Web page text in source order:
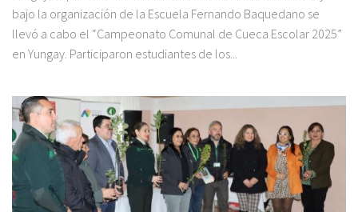
bajo la organización de la Escuela Fernando Baquedano se
llevó a cabo el “Campeonato Comunal de Cueca Escolar 2025”
en Yungay. Participaron estudiantes de los...